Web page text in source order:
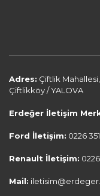
Adres: Çiftlik
Çiftlikköy / YALOVA
Erdeğer İletişim
Ford İletişim: 0226
Renault İletişim:
Mail: